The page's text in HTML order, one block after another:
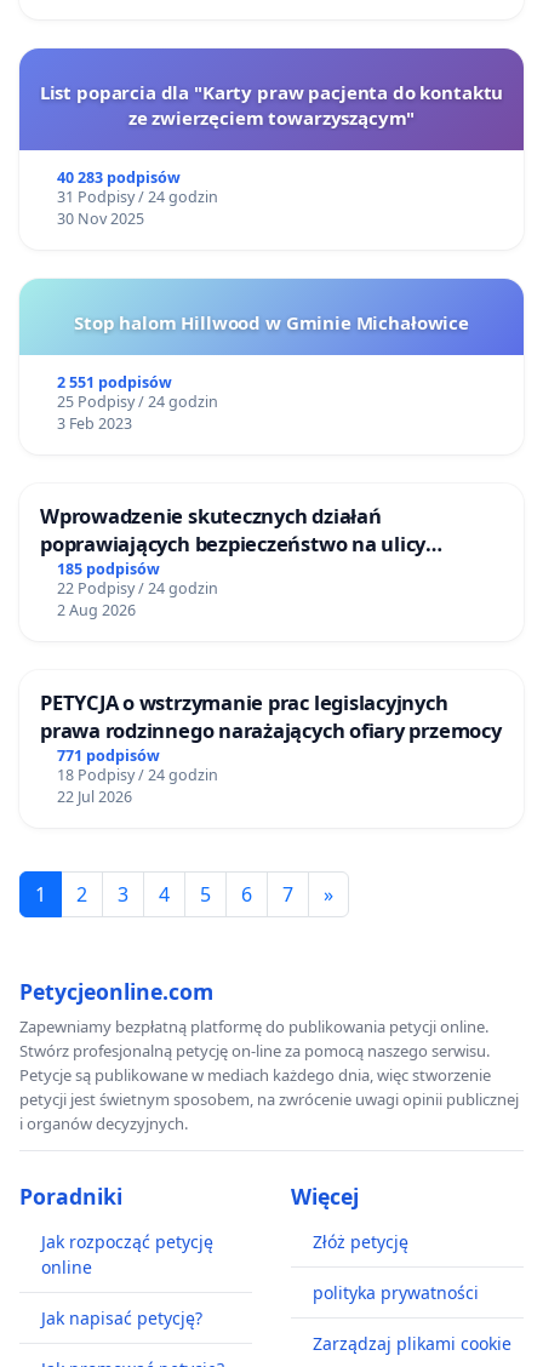
List poparcia dla "Karty praw pacjenta do kontaktu
ze zwierzęciem towarzyszącym"
40 283 podpisów
31 Podpisy / 24 godzin
30 Nov 2025
Stop halom Hillwood w Gminie Michałowice
2 551 podpisów
25 Podpisy / 24 godzin
3 Feb 2023
Wprowadzenie skutecznych działań
poprawiających bezpieczeństwo na ulicy
Żeromskiego w Otwocku
185 podpisów
22 Podpisy / 24 godzin
2 Aug 2026
PETYCJA o wstrzymanie prac legislacyjnych
prawa rodzinnego narażających ofiary przemocy
771 podpisów
18 Podpisy / 24 godzin
22 Jul 2026
1 2 3 4 5 6 7 »
Petycjeonline.com
Zapewniamy bezpłatną platformę do publikowania petycji online.
Stwórz profesjonalną petycję on-line za pomocą naszego serwisu.
Petycje są publikowane w mediach każdego dnia, więc stworzenie
petycji jest świetnym sposobem, na zwrócenie uwagi opinii publicznej
i organów decyzyjnych.
Poradniki
Jak rozpocząć petycję
online
Jak napisać petycję?
Więcej
Złóż petycję
polityka prywatności
Zarządzaj plikami cookie